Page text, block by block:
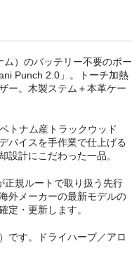
）のバッテリー不要のボー
Punch 2.0」。トーチ加熱
ー。木製ステム＋本革ケー
トナム産トラックウッド
バイスを手作業で仕上げる
設計にこだわった一品。
正規ルートで取り扱う先行
外メーカーの最新モデルの
定・更新します。
です。ドライハーブ／アロ